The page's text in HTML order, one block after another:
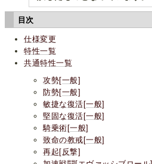
目次
仕様変更
特性一覧
共通特性一覧
攻勢[一般]
防勢[一般]
敏捷な復活[一般]
堅固な復活[一般]
騎乗術[一般]
致命の教戒[一般]
再起[反撃]